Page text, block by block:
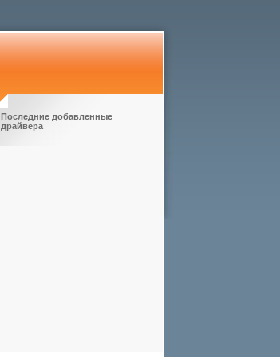
Последние добавленные
драйвера